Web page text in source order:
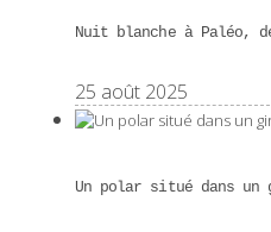
Nuit blanche à Paléo,
25 août 2025
Un polar situé dans un